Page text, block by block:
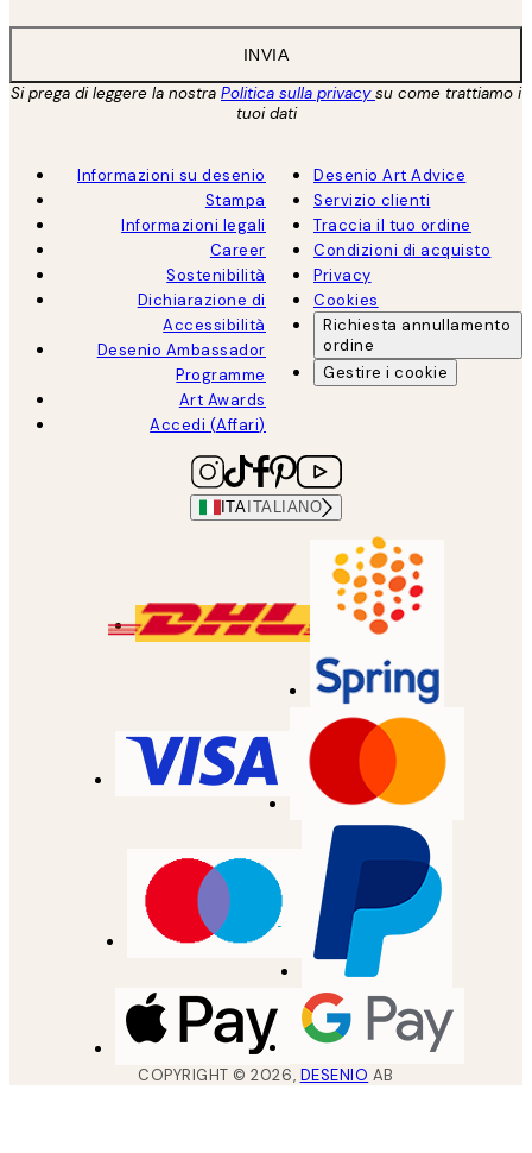
INVIA
Si prega di leggere la nostra Politica sulla privacysu come trattiamo i
tuoi dati
Informazioni su desenio
Stampa
Informazioni legali
Career
Sostenibilità
Dichiarazione di
Accessibilità
Desenio Ambassador
Programme
Art Awards
Accedi (Affari)
Desenio Art Advice
Servizio clienti
Traccia il tuo ordine
Condizioni di acquisto
Privacy
Cookies
Richiesta annullamento
ordine
Gestire i cookie
ITA ITALIANO
COPYRIGHT ©2026, DESENIO AB